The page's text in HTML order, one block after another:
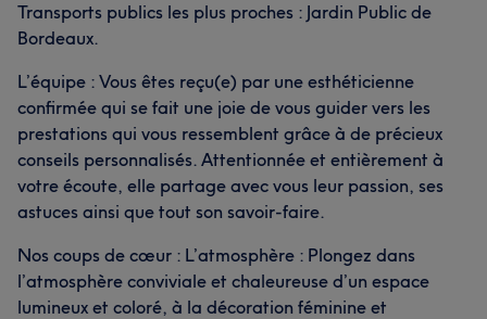
Transports publics les plus proches : Jardin Public de
Bordeaux.
L’équipe : Vous êtes reçu(e) par une esthéticienne
confirmée qui se fait une joie de vous guider vers les
prestations qui vous ressemblent grâce à de précieux
conseils personnalisés. Attentionnée et entièrement à
votre écoute, elle partage avec vous leur passion, ses
astuces ainsi que tout son savoir-faire.
Nos coups de cœur : L’atmosphère : Plongez dans
l’atmosphère conviviale et chaleureuse d’un espace
lumineux et coloré, à la décoration féminine et